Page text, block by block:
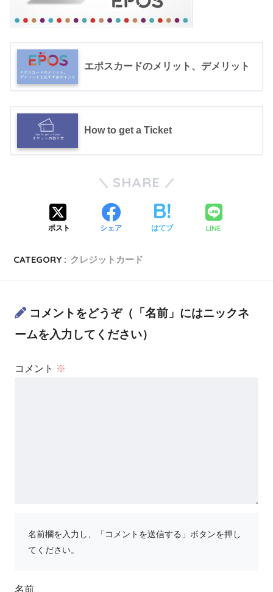
エポスカードのメリット、デメリット
How to get a Ticket
SHARE
ポスト シェア はてブ LINE
CATEGORY : クレジットカード
コメントをどうぞ（「名前」にはニックネ
ームを入力してください）
コメント ※
名前欄を入力し、「コメントを送信する」ボタンを押し
てください。
名前